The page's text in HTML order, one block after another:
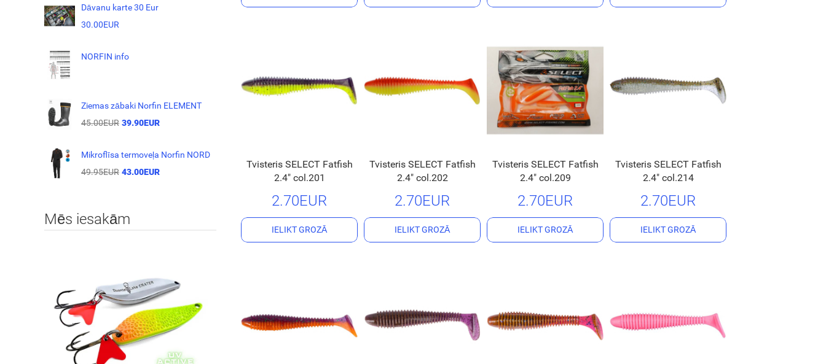
Tvisteris SELECT Fatfish
2.4" col.201
2.70EUR
IELIKT GROZĀ
Tvisteris SELECT Fatfish
2.4" col.202
2.70EUR
IELIKT GROZĀ
Tvisteris SELECT Fatfish
2.4" col.209
2.70EUR
IELIKT GROZĀ
Tvisteris SELECT Fatfish
2.4" col.214
2.70EUR
IELIKT GROZĀ
Dāvanu karte 30 Eur
30.00EUR
NORFIN info
Ziemas zābaki Norfin ELEMENT
45.00EUR 39.90EUR
Mikroflīsa termoveļa Norfin NORD
49.95EUR 43.00EUR
Mēs iesakām